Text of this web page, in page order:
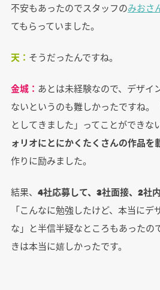
不安もあったのでスタッフのみおさ
てもらっていました。
天： そうだったんですね。
金城： あとは未経験なので、デザイ
ないというのも難しかったですね。
としてきました」ってことができな
ォリオにとにかくたくさんの作品を
作りに励みました。
結果、 4社応募して、3社面接、2社
「こんなに勉強したけど、本当に
な」と半信半疑なところもあったの
きは本当に嬉しかったです。